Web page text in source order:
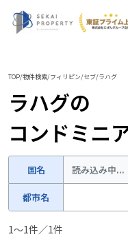
TOP/物件検索/フィリピン/セブ/ラハグ
ラハグの
コンドミニ
国名 読み込み中...
都市名
1〜1件／1件